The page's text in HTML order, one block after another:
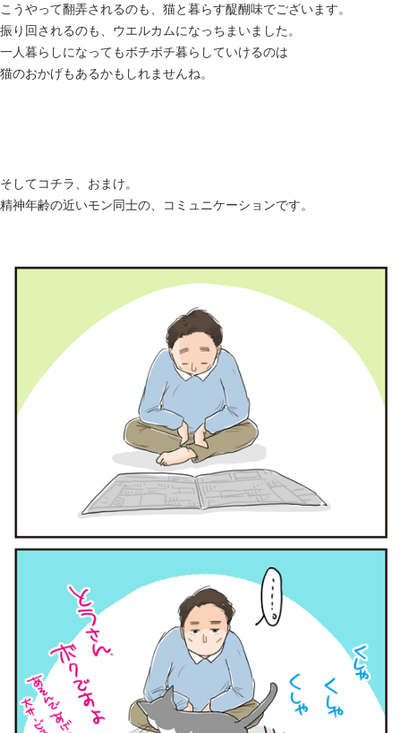
こうやって翻弄されるのも、猫と暮らす醍醐味でございます。
振り回されるのも、ウエルカムになっちまいました。
一人暮らしになってもボチボチ暮らしていけるのは
猫のおかげもあるかもしれませんね。
そしてコチラ、おまけ。
精神年齢の近いモン同士の、コミュニケーションです。